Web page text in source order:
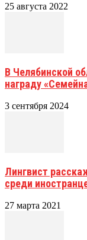
25 августа 2022
В Челябинской
награду
3 сентября 2024
Лингвист
среди
27 марта 2021